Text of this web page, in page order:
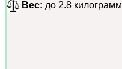
Вес: до 2.8 килограмм